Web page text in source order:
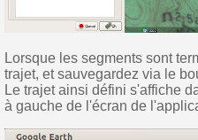
Lorsque les segments sont
trajet, et sauvegardez via le
Le trajet ainsi défini s'affiche
à gauche de l'écran de